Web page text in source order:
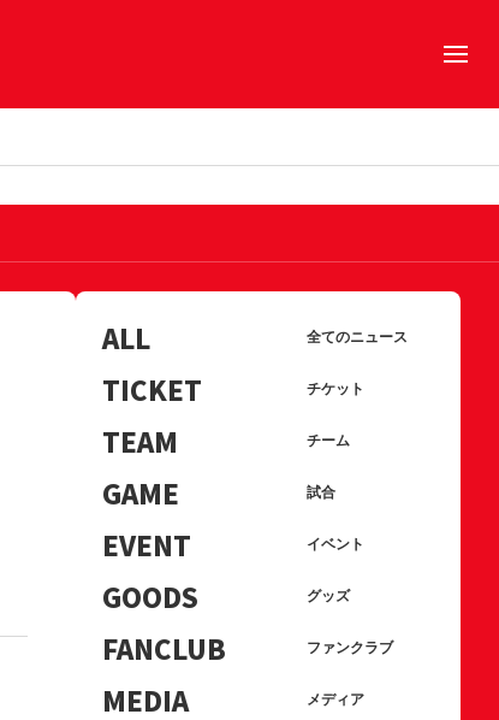
ALL 全てのニュース
TICKET チケット
TEAM チーム
GAME 試合
EVENT イベント
GOODS グッズ
FANCLUB ファンクラブ
MEDIA メディア